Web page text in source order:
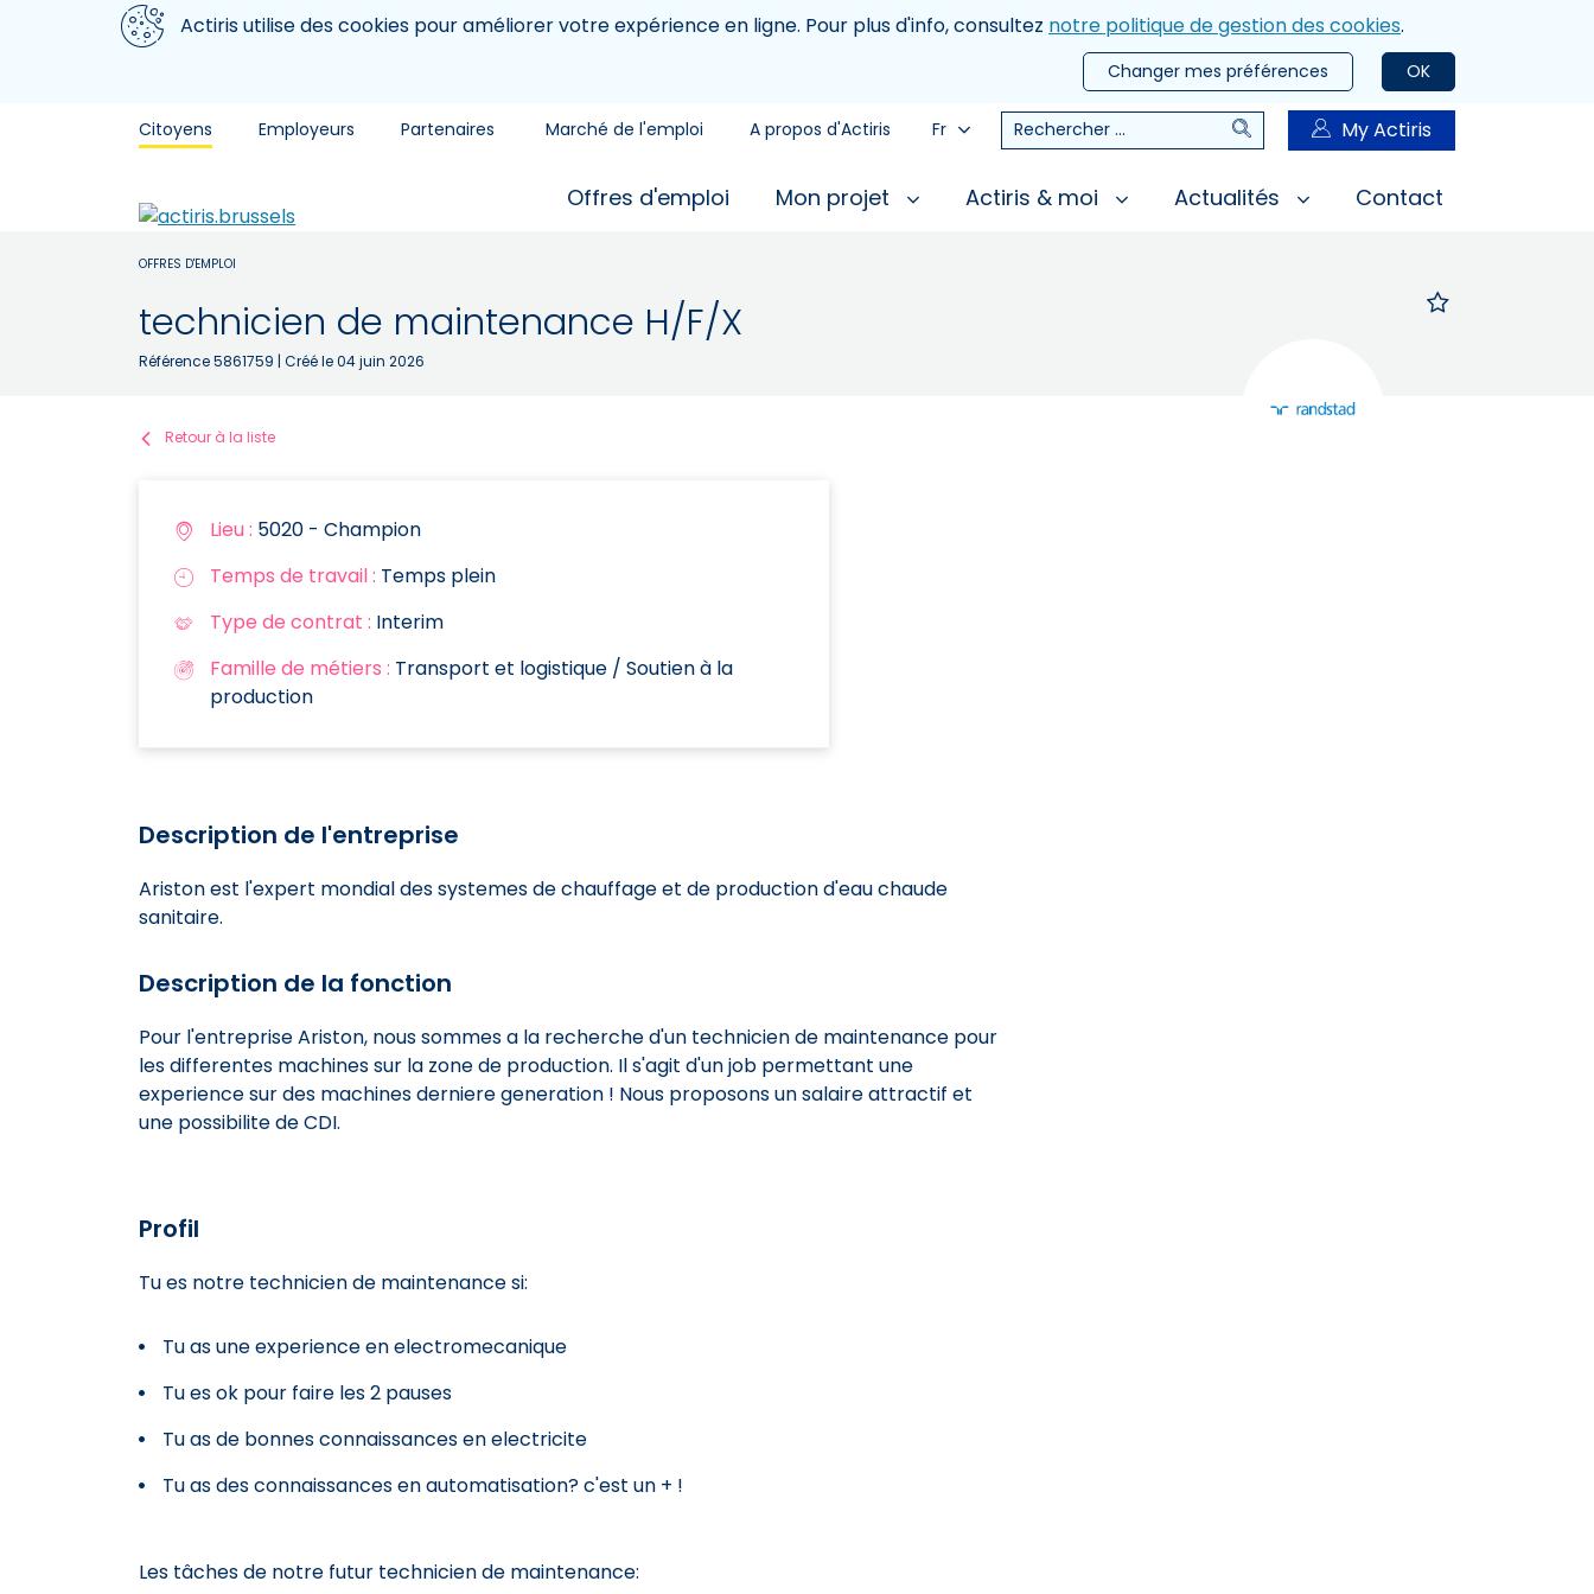
Aller au contenu principal
Nous utilisons des cookiesActiris utilise des cookies pour améliorer votre expérience en ligne. Pour plus d'info, consultez notre politique de gestion des cookies.
OK
Changer mes préférences
Citoyens Employeurs Partenaires Marché de l'emploi A propos d'Actiris Fr Rechercher RechercherMy Actiris
Offres d'emploi Mon projet Actiris & moi Actualités Contact
OFFRES D'EMPLOI
technicien de maintenance H/F/X
Référence 5861759 | Créé le 04 juin 2026
Retour à la liste
Lieu : 5020 - Champion
Temps de travail : Temps plein
Type de contrat : Interim
Famille de métiers : Transport et logistique / Soutien à la
production
Description de l'entreprise
Ariston est l'expert mondial des systemes de chauffage et de production d'eau chaude
sanitaire.
Description de la fonction
Pour l'entreprise Ariston, nous sommes a la recherche d'un technicien de maintenance pour
les differentes machines sur la zone de production. Il s'agit d'un job permettant une
experience sur des machines derniere generation ! Nous proposons un salaire attractif et
une possibilite de CDI.
Profil
Tu es notre technicien de maintenance si:
Tu as une experience en electromecanique
Tu es ok pour faire les 2 pauses
Tu as de bonnes connaissances en electricite
Tu as des connaissances en automatisation? c'est un + !
Les tâches de notre futur technicien de maintenance: